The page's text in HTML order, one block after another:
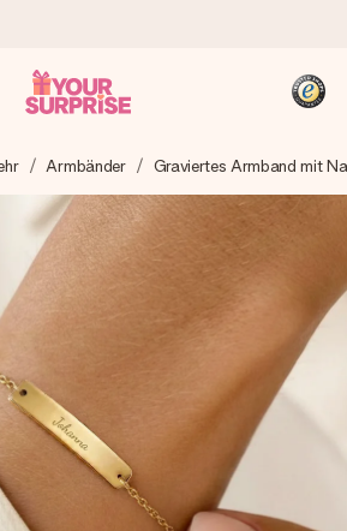
sorgfältig vor und schicken es
es genau zum richtigen Zeitpunkt
wenn es am meisten zählt.
auf +15.000 Bewertungen)
begeistern. Kunden bewerten uns mit
(Gesamtergebnis aller Länder, in
Armbänder Graviertes Armband mit